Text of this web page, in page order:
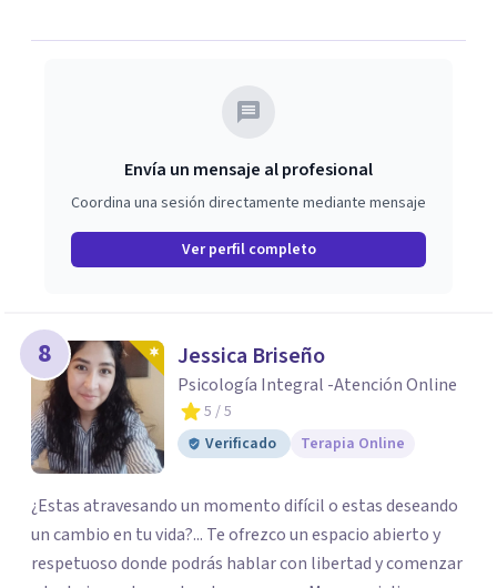
Envía un mensaje al profesional
Coordina una sesión directamente mediante mensaje
Ver perfil completo
8 Jessica Briseño
Psicología Integral -Atención Online
5 / 5
Verificado
Terapia Online
¿Estas atravesando un momento difícil o estas deseando
un cambio en tu vida?... Te ofrezco un espacio abierto y
respetuoso donde podrás hablar con libertad y comenzar